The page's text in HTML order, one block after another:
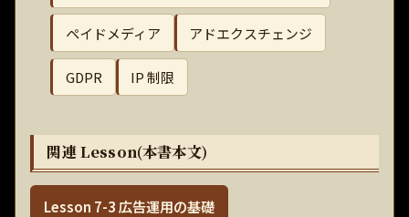
ペイドメディア アドエクスチェンジ
GDPR IP 制限
関連 Lesson(本書本文)
Lesson 7-3 広告運用の基礎